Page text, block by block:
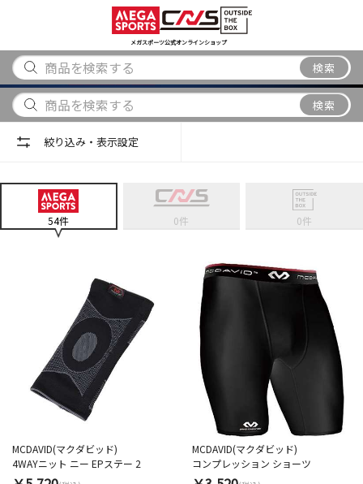
メガスポーツ公式オンラインショップ
検索
アウトドア
から探す
ブランド
から探す
検索
絞り込み・表示設定
54件 0件 0件
MCDAVID(マクダビッド)
4WAYニット ニー EPステー 2
MCDAVID(マクダビッド)
コンプレッション ショーツ